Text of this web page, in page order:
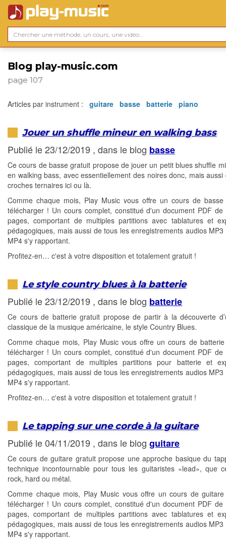
Blog play-music.com
page 107
Articles par instrument : guitare basse batterie piano
Jouer un shuffle mineur en walking bass
Publié le 23/12/2019 , dans le blog basse
Ce cours de basse gratuit propose de jouer un petit blues shuffle
en walking bass, avec essentiellement des noires donc, mais aussi
croches ternaires ici ou là.
Comme chaque mois, Play Music vous offre un cours de
télécharger ! Un cours complet, constitué d'un document PDF de
pages, comportant de multiples partitions avec tablatures et
pédagogiques, mais aussi de tous les enregistrements audios MP3
MP4 s'y rapportant.
Profitez-en… c'est à votre disposition et totalement gratuit !
Le style country blues à la batterie
Publié le 23/12/2019 , dans le blog batterie
Ce cours de batterie gratuit propose de partir à la découverte
classique de la musique américaine, le style Country Blues.
Comme chaque mois, Play Music vous offre un cours de
télécharger ! Un cours complet, constitué d'un document PDF de
pages, comportant de multiples partitions pour batterie et
pédagogiques, mais aussi de tous les enregistrements audios MP3
MP4 s'y rapportant.
Profitez-en… c'est à votre disposition et totalement gratuit !
Le tapping sur une corde à la guitare
Publié le 04/11/2019 , dans le blog guitare
Ce cours de guitare gratuit propose une approche basique du
technique incontournable pour tous les guitaristes «lead», que
rock, hard ou métal.
Comme chaque mois, Play Music vous offre un cours de
télécharger ! Un cours complet, constitué d'un document PDF de
pages, comportant de multiples partitions avec tablatures et
pédagogiques, mais aussi de tous les enregistrements audios MP3
MP4 s'y rapportant.